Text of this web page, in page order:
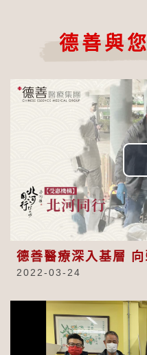
德善與
德善醫療深入基層
2022-03-24